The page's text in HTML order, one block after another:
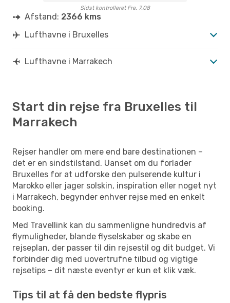
Sidst kontrolleret Fre. 7.08
Afstand: 2366 kms
Lufthavne i Bruxelles
Lufthavne i Marrakech
Start din rejse fra Bruxelles til
Marrakech
Rejser handler om mere end bare destinationen –
det er en sindstilstand. Uanset om du forlader
Bruxelles for at udforske den pulserende kultur i
Marokko eller jager solskin, inspiration eller noget nyt
i Marrakech, begynder enhver rejse med en enkelt
booking.
Med Travellink kan du sammenligne hundredvis af
flymuligheder, blande flyselskaber og skabe en
rejseplan, der passer til din rejsestil og dit budget. Vi
forbinder dig med uovertrufne tilbud og vigtige
rejsetips – dit næste eventyr er kun et klik væk.
Tips til at få den bedste flypris